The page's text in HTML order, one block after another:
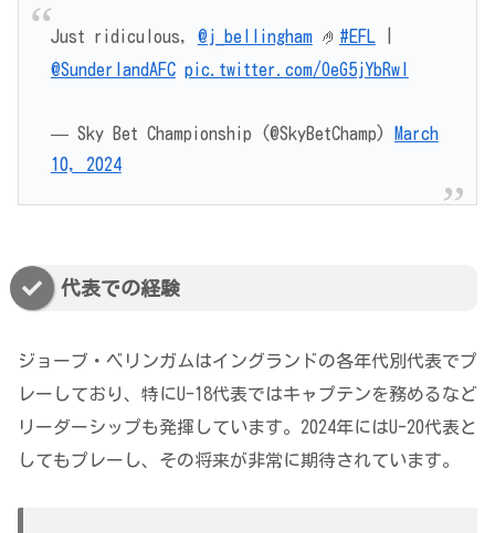
Just ridiculous, @j_bellingham🤌 #EFL|
@SunderlandAFC pic.twitter.com/OeG5jYbRwl
— Sky Bet Championship (@SkyBetChamp)
March
10, 2024
代表での経験
ジョーブ・ベリンガムはイングランドの各年代別代表でプ
レーしており、特にU-18代表ではキャプテンを務めるなど
リーダーシップも発揮しています。2024年にはU-20代表と
してもプレーし、その将来が非常に期待されています。